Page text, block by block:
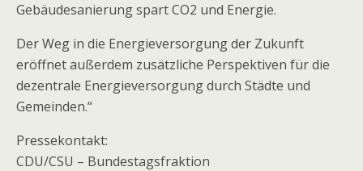
Gebäudesanierung spart CO2 und Energie.
Der Weg in die Energieversorgung der Zukunft
eröffnet außerdem zusätzliche Perspektiven für die
dezentrale Energieversorgung durch Städte und
Gemeinden.“
Pressekontakt:
CDU/CSU – Bundestagsfraktion